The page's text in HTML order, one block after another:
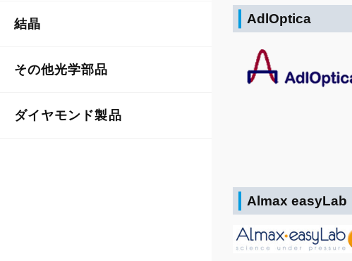
結晶
その他光学部品
ダイヤモンド製品
AdlOptica
Almax easyLab